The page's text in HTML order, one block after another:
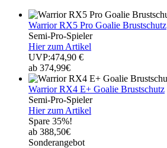
Warrior RX5 Pro Goalie Brustschutz
Semi-Pro-Spieler
Hier zum Artikel
UVP:474,90 €
ab 374,99€
Warrior RX4 E+ Goalie Brustschutz
Semi-Pro-Spieler
Hier zum Artikel
Spare 35%!
ab 388,50€
Sonderangebot